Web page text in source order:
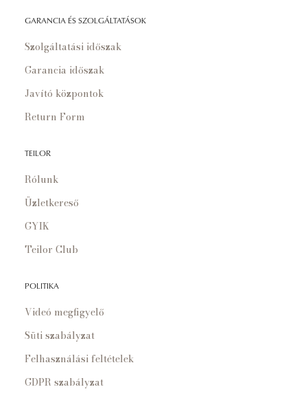
GARANCIA ÉS SZOLGÁLTATÁSOK
Szolgáltatási időszak
Garancia időszak
Javító központok
Return Form
TEILOR
Rólunk
Üzletkereső
GYIK
Teilor Club
POLITIKA
Videó megfigyelő
Süti szabályzat
Felhasználási feltételek
GDPR szabályzat